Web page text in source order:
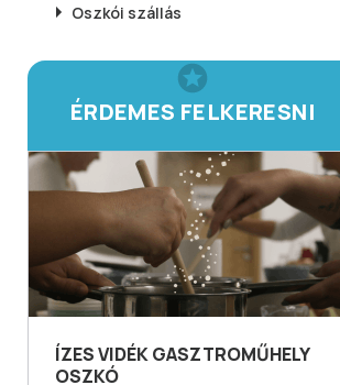
Oszkói szállás
ÉRDEMES FELKERESNI
ÍZES VIDÉK GASZTROMŰHELY
OSZKÓ